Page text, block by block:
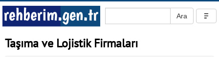
Taşıma ve Lojistik Firmaları